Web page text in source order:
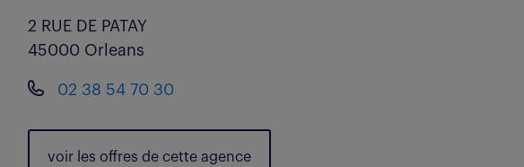
2 RUE DE PATAY
45000 Orleans
02 38 54 70 30
voir les offres de cette agence